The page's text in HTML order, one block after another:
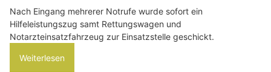
Nach Eingang mehrerer Notrufe wurde sofort ein
Hilfeleistungszug samt Rettungswagen und
Notarzteinsatzfahrzeug zur Einsatzstelle geschickt.
Weiterlesen